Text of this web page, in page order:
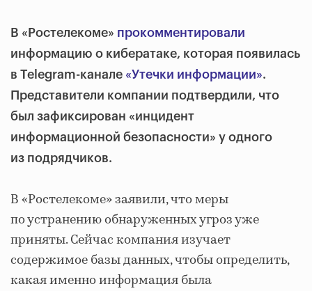
В «Ростелекоме» прокомментировали
информацию о кибератаке, которая появилась
в Telegram-канале «Утечки информации».
Представители компании подтвердили, что
был зафиксирован «инцидент
информационной безопасности» у одного
из подрядчиков.
В «Ростелекоме» заявили, что меры
по устранению обнаруженных угроз уже
приняты. Сейчас компания изучает
содержимое базы данных, чтобы определить,
какая именно информация была